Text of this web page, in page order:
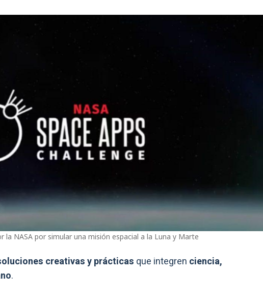
NASA por simular una misión espacial a la Luna y Marte
creativas y prácticas que integren ciencia,
.